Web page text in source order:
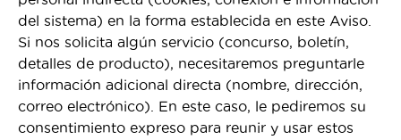
del sistema) en la forma establecida en este Aviso.
Si nos solicita algún servicio (concurso, boletín,
detalles de producto), necesitaremos preguntarle
información adicional directa (nombre, dirección,
correo electrónico). En este caso, le pediremos su
consentimiento expreso para reunir y usar estos